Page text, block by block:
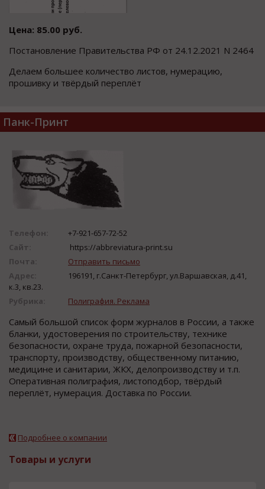
Цена: 85.00 руб.
Постановление Правительства РФ от 24.12.2021 N 2464
Делаем большее количество листов, нумерацию,
прошивку и твёрдый переплёт
Панк-Принт
Телефон:
+7-921-657-72-52
Сайт:
https://abbreviatura-print.su
Почта:
Отправить письмо
Адрес:
196191, г.Санкт-Петербург, ул.Варшавская, д.41,
к.3, кв.23.
Рубрика:
Полиграфия. Реклама
Самый большой список форм журналов в России, а также
бланки, удостоверения по строительству, технике
безопасности, охране труда, пожарной безопасности,
транспорту, производству, общественному питанию,
медицине и санитарии, ЖКХ, делопроизводству и т.п.
Оперативная полиграфия, листоподбор, твёрдый
переплёт, нумерация. Доставка по России.
Подробнее о компании
Товары и услуги